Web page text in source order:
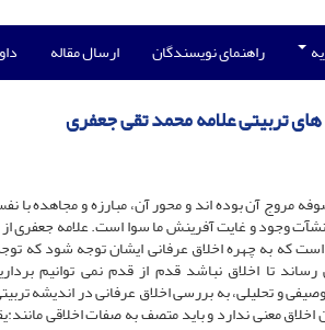
راهنمای نویسندگان ارسال مقاله
تربیتی علامه محمد تقی جعفری
مروج آن بوده اند و محور آن، مبارزه و مجاهده
وجود و غایت آفرینش ما سوا است. علامه جعفری
که به چهره اخلاق عرفانی ایشان توجه شود که
تا اخلاق نباشد قدم از قدم نمی توانیم
و تحلیلی، به بررسی اخلاق عرفانی در اندیشه
معنی ندارد و باید متصف به صفات اخلاقی